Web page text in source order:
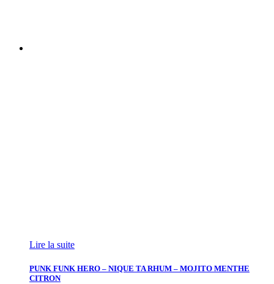
Lire la suite
PUNK FUNK HERO – NIQUE TA RHUM – MOJITO MENTHE
CITRON